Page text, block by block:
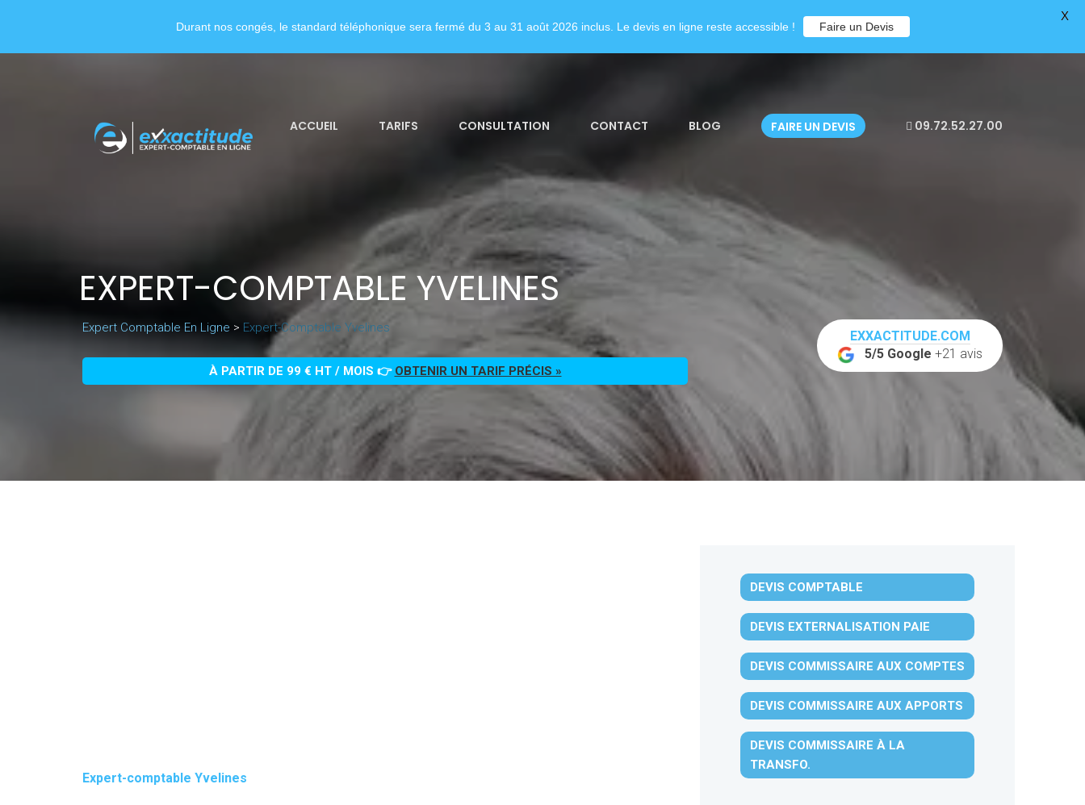
ACCUEIL TARIFS CONSULTATION CONTACT BLOG FAIRE UN DEVIS 09.72.52.27.00
EXPERT-COMPTABLE YVELINES
Expert Comptable En Ligne > Expert-Comptable Yvelines
À PARTIR DE 99 € HT / MOIS 👉 OBTENIR UN TARIF PRÉCIS »
EXXACTITUDE.COM
5/5 Google +21 avis
Expert-comptable Yvelines
DEVIS COMPTABLE
DEVIS EXTERNALISATION PAIE
DEVIS COMMISSAIRE AUX COMPTES
DEVIS COMMISSAIRE AUX APPORTS
DEVIS COMMISSAIRE À LA
TRANSFO.
Durant nos congés, le standard téléphonique sera fermé du 3 au 31 août 2026 inclus. Le devis en ligne reste accessible ! Faire un Devis
X